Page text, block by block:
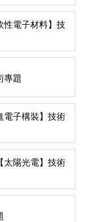
性電子材料】技
專題
電子構裝】技術
太陽光電】技術